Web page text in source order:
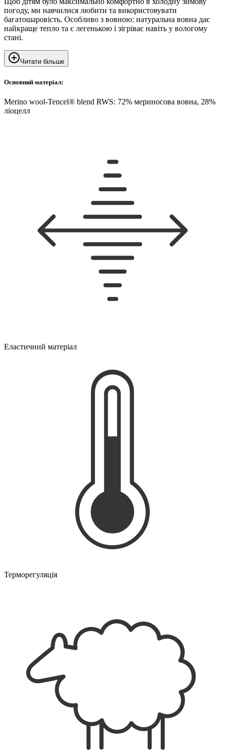
погоду, ми навчилися любити та використовувати
багатошаровість. Особливо з вовною: натуральна вовна дає
найкраще тепло та є легенькою і зігріває навіть у вологому
стані.
Читати більше
Основний матеріал:
Merino wool-Tencel® blend RWS: 72% мериносова вовна, 28%
ліоцелл
Еластичний матеріал
Терморегуляція